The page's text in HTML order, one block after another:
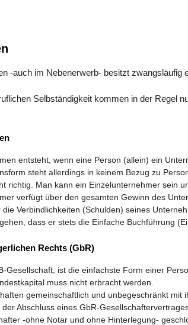
-auch im Nebenerwerb- besitzt zwangsläufig
Selbständigkeit kommen in der Regel
entsteht, wenn eine Person (allein) ein
steht allerdings in keinem Bezug zu
richtig. Man kann ein Einzelunternehmer sein
verfügt über den gesamten Gewinn des
Verbindlichkeiten (Schulden) seines
dass er stets die Einfache Buchführung
Rechts (GbR)
Gesellschaft, ist die einfachste Form einer
muss nicht erbracht werden.
gemeinschaftlich und unbegeschränkt
Abschluss eines GbR-
-ohne Notar und ohne Hinterlegung-